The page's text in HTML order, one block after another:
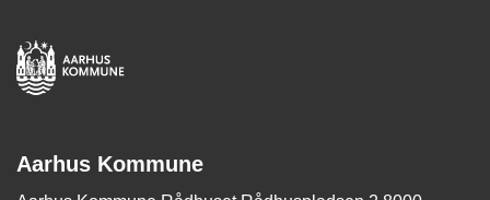
Aarhus Kommune